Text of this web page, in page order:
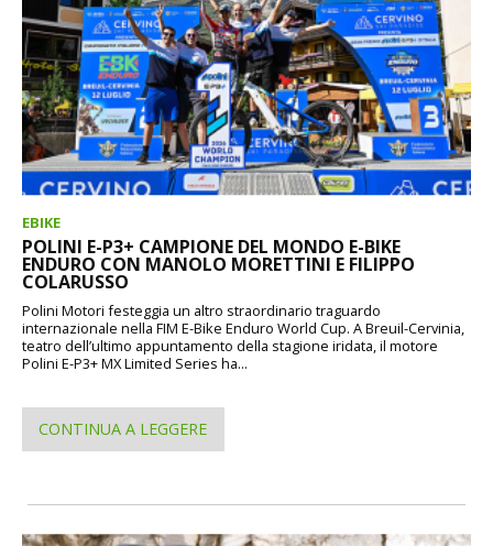
EBIKE
POLINI E-P3+ CAMPIONE DEL MONDO E-BIKE
ENDURO CON MANOLO MORETTINI E FILIPPO
COLARUSSO
Polini Motori festeggia un altro straordinario traguardo
internazionale nella FIM E-Bike Enduro World Cup. A Breuil-Cervinia,
teatro dell’ultimo appuntamento della stagione iridata, il motore
Polini E-P3+ MX Limited Series ha...
CONTINUA A LEGGERE